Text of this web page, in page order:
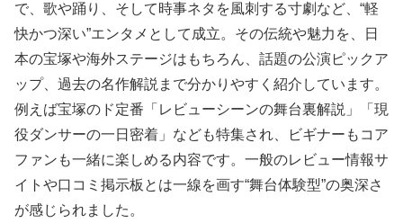
で、歌や踊り、そして時事ネタを風刺する寸劇など、“軽
快かつ深い”エンタメとして成立。その伝統や魅力を、日
本の宝塚や海外ステージはもちろん、話題の公演ピックア
ップ、過去の名作解説まで分かりやすく紹介しています。
例えば宝塚のド定番「レビューシーンの舞台裏解説」「現
役ダンサーの一日密着」なども特集され、ビギナーもコア
ファンも一緒に楽しめる内容です。一般のレビュー情報サ
イトや口コミ掲示板とは一線を画す“舞台体験型”の奥深さ
が感じられました。